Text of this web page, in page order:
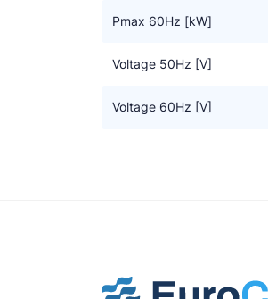
Pmax 60Hz [kW]
Voltage 50Hz [V]
Voltage 60Hz [V]